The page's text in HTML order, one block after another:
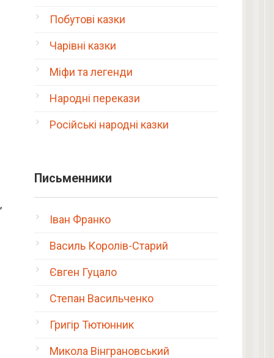
Побутові казки
Чарівні казки
Міфи та легенди
Народні перекази
Російські народні казки
Письменники
Іван Франко
Василь Королів-Старий
Євген Гуцало
Степан Васильченко
Григір Тютюнник
Микола Вінграновський